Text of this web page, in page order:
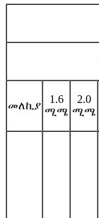
መለኪያ
1.6
ሚሜ
2.0
ሚሜ